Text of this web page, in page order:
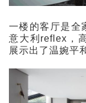
一楼的客厅是全
意大利reflex，
展示出了温婉平